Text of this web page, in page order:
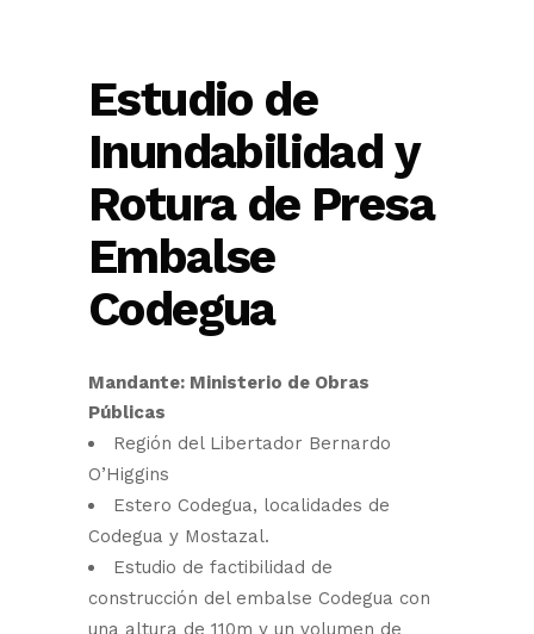
Estudio de
Inundabilidad y
Rotura de Presa
Embalse
Codegua
Mandante: Ministerio de Obras
Públicas
Región del Libertador Bernardo
O’Higgins
Estero Codegua, localidades de
Codegua y Mostazal.
Estudio de factibilidad de
construcción del embalse Codegua con
una altura de 110m y un volumen de